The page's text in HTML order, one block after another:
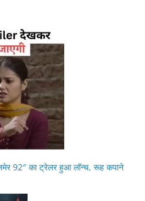
92″ का ट्रेलर हुआ लॉन्च, रूह कपाने